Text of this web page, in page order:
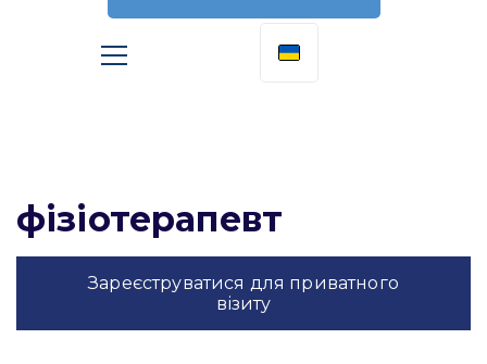
фізіотерапевт
Зареєструватися для приватного
візиту